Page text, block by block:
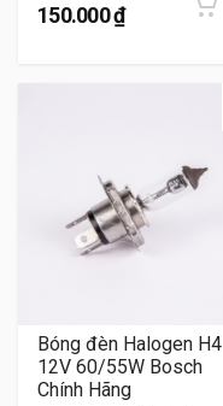
150.000₫
Bóng đèn Halogen H4
12V 60/55W Bosch
Chính Hãng